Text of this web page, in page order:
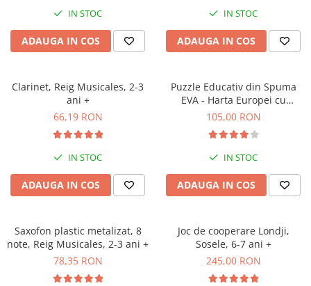
IN STOC
ADAUGA IN COS
IN STOC
ADAUGA IN COS
Clarinet, Reig Musicales, 2-3
ani +
66,19 RON
IN STOC
ADAUGA IN COS
Puzzle Educativ din Spuma
EVA - Harta Europei cu
Steaguri si Capitale,
105,00 RON
IN STOC
ADAUGA IN COS
Saxofon plastic metalizat, 8
note, Reig Musicales, 2-3 ani +
78,35 RON
Joc de cooperare Londji,
Sosele, 6-7 ani +
245,00 RON